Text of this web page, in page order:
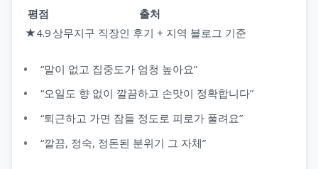
평점
출처
★4.9상무지구 직장인 후기 + 지역 블로그 기준
“말이 없고 집중도가 엄청 높아요”
“오일도 향 없이 깔끔하고 손맛이 정확합니다”
“퇴근하고 가면 잠들 정도로 피로가 풀려요”
“깔끔, 정숙, 정돈된 분위기 그 자체”